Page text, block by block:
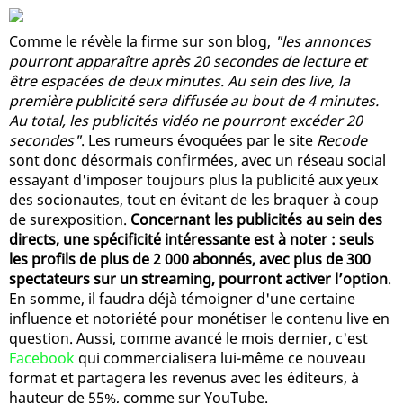
Comme le révèle la firme sur son blog, "les annonces
pourront apparaître après 20 secondes de lecture et
être espacées de deux minutes. Au sein des live, la
première publicité sera diffusée au bout de 4 minutes.
Au total, les publicités vidéo ne pourront excéder 20
secondes". Les rumeurs évoquées par le site Recode
sont donc désormais confirmées, avec un réseau social
essayant d'imposer toujours plus la publicité aux yeux
des socionautes, tout en évitant de les braquer à coup
de surexposition. Concernant les publicités au sein des
directs, une spécificité intéressante est à noter : seuls
les profils de plus de 2 000 abonnés, avec plus de 300
spectateurs sur un streaming, pourront activer l’option.
En somme, il faudra déjà témoigner d'une certaine
influence et notoriété pour monétiser le contenu live en
question. Aussi, comme avancé le mois dernier, c'est
Facebook qui commercialisera lui-même ce nouveau
format et partagera les revenus avec les éditeurs, à
hauteur de 55%, comme sur YouTube.